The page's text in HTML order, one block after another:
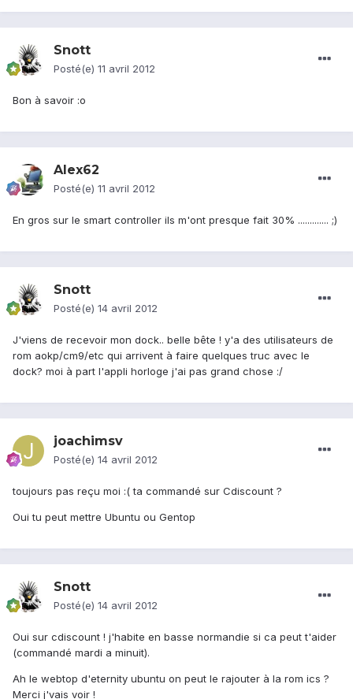
Snott
Posté(e) 11 avril 2012
Bon à savoir :o
Alex62
Posté(e) 11 avril 2012
En gros sur le smart controller ils m'ont presque fait 30% ............. ;)
Snott
Posté(e) 14 avril 2012
J'viens de recevoir mon dock.. belle bête ! y'a des utilisateurs de
rom aokp/cm9/etc qui arrivent à faire quelques truc avec le
dock? moi à part l'appli horloge j'ai pas grand chose :/
joachimsv
Posté(e) 14 avril 2012
toujours pas reçu moi :( ta commandé sur Cdiscount ?
Oui tu peut mettre Ubuntu ou Gentop
Snott
Posté(e) 14 avril 2012
Oui sur cdiscount ! j'habite en basse normandie si ca peut t'aider
(commandé mardi a minuit).
Ah le webtop d'eternity ubuntu on peut le rajouter à la rom ics ?
Merci j'vais voir !